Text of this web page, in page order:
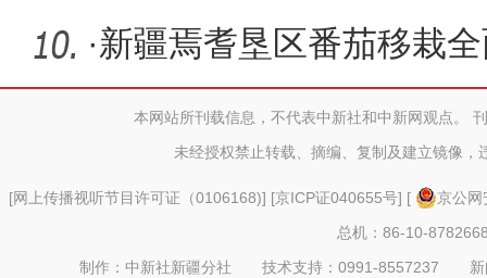
·新疆焉耆垦区番茄移栽
率高本网站所刊载信息，不代表中新社和中新网观点。
未经授权禁止转载、摘编、复制及建立镜像，
[网上传播视听节目许可证（0106168)] [京ICP证040655号] [
京公
总机：86-10-
制作：中新社新疆分社 技术支持：0991-8557237